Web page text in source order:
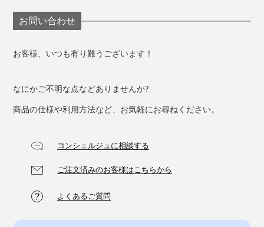
お問い合わせ
お客様、いつも有り難うございます！
なにかご不明な点などありませんか?
商品の仕様や利用方法など、お気軽にお尋ねください。
コンシェルジュに相談する
ご注文済みのお客様はこちらから
よくあるご質問